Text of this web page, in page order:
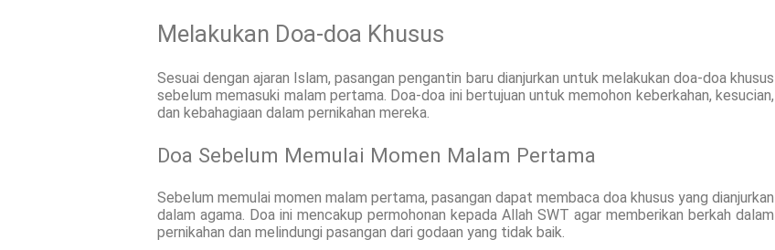
Melakukan Doa-doa Khusus
Sesuai dengan ajaran Islam, pasangan pengantin baru dianjurkan untuk melakukan doa-doa khusus
sebelum memasuki malam pertama. Doa-doa ini bertujuan untuk memohon keberkahan, kesucian,
dan kebahagiaan dalam pernikahan mereka.
Doa Sebelum Memulai Momen Malam Pertama
Sebelum memulai momen malam pertama, pasangan dapat membaca doa khusus yang dianjurkan
dalam agama. Doa ini mencakup permohonan kepada Allah SWT agar memberikan berkah dalam
pernikahan dan melindungi pasangan dari godaan yang tidak baik.